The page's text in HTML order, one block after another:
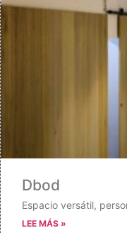
Dbod
Espacio versátil,
LEE MÁS »